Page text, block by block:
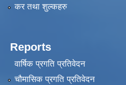
कर तथा शुल्कहरु
Reports
वार्षिक प्रगति प्रतिवेदन
चौमासिक प्रगति प्रतिवेदन